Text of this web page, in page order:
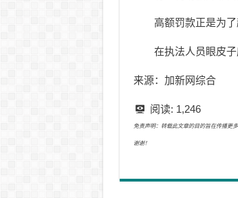
高额罚款正是为
在执法人员眼皮子
来源：加新网综合
阅读: 1,246
免责声明：转载此文章的目的旨在传播更
谢谢！